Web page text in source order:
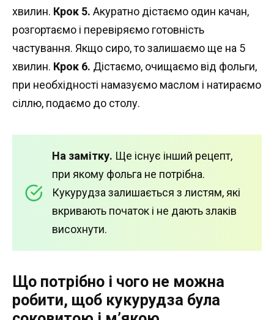
хвилин. Крок 5. Акуратно дістаємо один качан,
розгортаємо і перевіряємо готовність
частування. Якщо сиро, то залишаємо ще на 5
хвилин. Крок 6. Дістаємо, очищаємо від фольги,
при необхідності намазуємо маслом і натираємо
сіллю, подаємо до столу.
На замітку. Ще існує інший рецепт,
при якому фольга не потрібна.
Кукурудза залишається з листям, які
вкривають початок і не дають злаків
висохнути.
Що потрібно і чого не можна
робити, щоб кукурудза була